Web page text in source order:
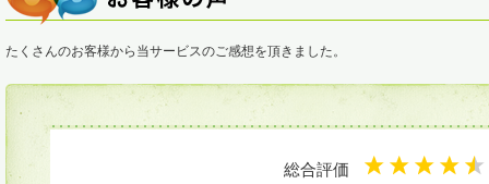
たくさんのお客様から当サービスのご感想を頂きました。
総合評価